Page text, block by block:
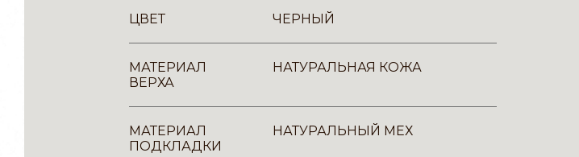
ЦВЕТ ЧЕРНЫЙ
МАТЕРИАЛ
ВЕРХА
НАТУРАЛЬНАЯ КОЖА
МАТЕРИАЛ
ПОДКЛАДКИ
НАТУРАЛЬНЫЙ МЕХ